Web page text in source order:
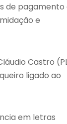
de pagamento
e
Castro
ligado ao
em letras